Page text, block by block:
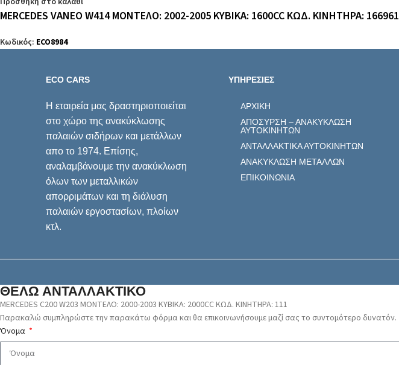
MERCEDES VANEO W414 ΜΟΝΤΕΛΟ: 2002-2005 ΚΥΒΙΚΑ: 1600CC ΚΩΔ. ΚΙΝΗΤΗΡΑ: 166961
Κωδικός: ECO8984
ECO CARS
Η εταιρεία μας δραστηριοποιείται
στο χώρο της ανακύκλωσης
παλαιών σιδήρων και μετάλλων
απο το 1974. Επίσης,
αναλαμβάνουμε την ανακύκλωση
όλων των μεταλλικών
απορριμάτων και τη διάλυση
παλαιών εργοστασίων, πλοίων
κτλ.
ΥΠΗΡΕΣΙΕΣ
ΑΡΧΙΚΗ
ΑΠΟΣΥΡΣΗ – ΑΝΑΚΥΚΛΩΣΗ
ΑΥΤΟΚΙΝΗΤΩΝ
ΑΝΤΑΛΛΑΚΤΙΚΑ ΑΥΤΟΚΙΝΗΤΩΝ
ΑΝΑΚΥΚΛΩΣΗ ΜΕΤΑΛΛΩΝ
ΕΠΙΚΟΙΝΩΝΙΑ
ΘΕΛΩ ΑΝΤΑΛΛΑΚΤΙΚΟ
MERCEDES C200 W203 ΜΟΝΤΕΛΟ: 2000-2003 ΚΥΒΙΚΑ: 2000CC ΚΩΔ. ΚΙΝΗΤΗΡΑ: 111
Παρακαλώ συμπληρώστε την παρακάτω φόρμα και θα επικοινωνήσουμε μαζί σας το συντομότερο δυνατόν.
Όνομα